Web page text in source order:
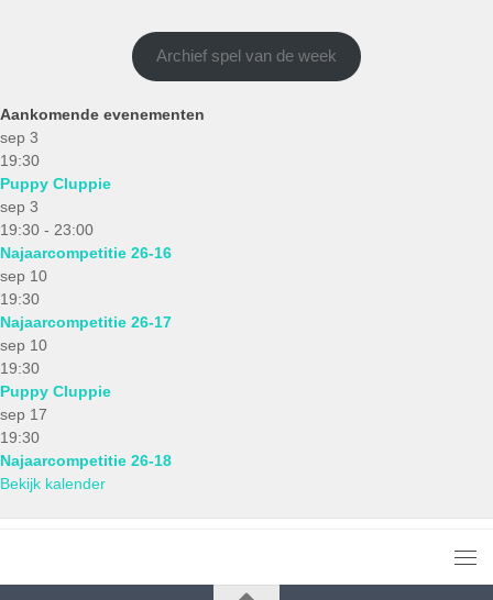
Archief spel van de week
Aankomende evenementen
sep 3
19:30
Puppy Cluppie
sep 3
19:30 - 23:00
Najaarcompetitie 26-16
sep 10
19:30
Najaarcompetitie 26-17
sep 10
19:30
Puppy Cluppie
sep 17
19:30
Najaarcompetitie 26-18
Bekijk kalender